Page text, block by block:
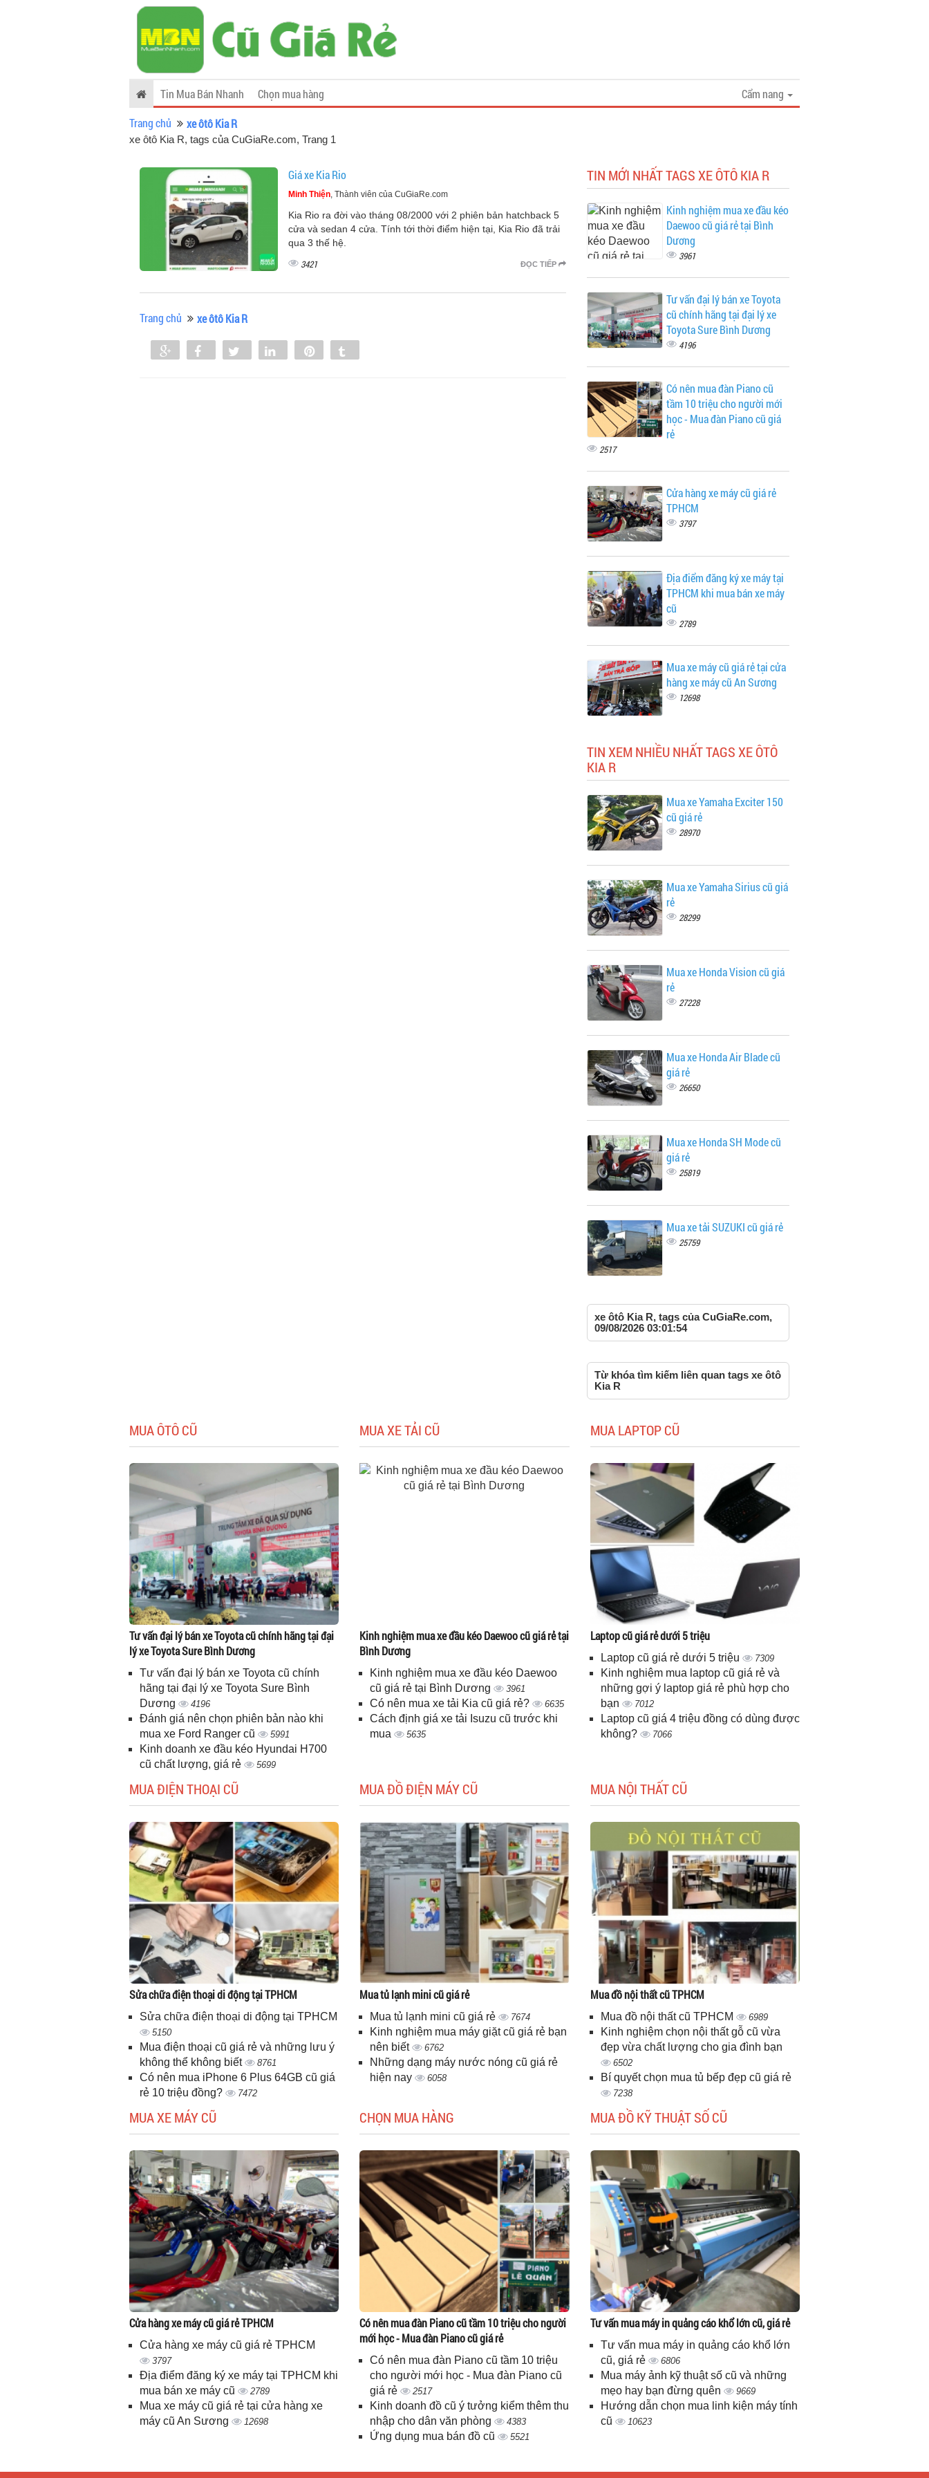
Cẩm nang
Tin Mua Bán Nhanh
Chọn mua hàng
Trang chủ
xe ôtô Kia R
xe ôtô Kia R, tags của CuGiaRe.com, Trang 1
Giá xe Kia Rio
Minh Thiện, Thành viên của CuGiaRe.com
Kia Rio ra đời vào tháng 08/2000 với 2 phiên bản hatchback 5
cửa và sedan 4 cửa. Tính tới thời điểm hiện tại, Kia Rio đã trải
qua 3 thế hệ.
ĐỌC TIẾP
3421
Trang chủ xe ôtô Kia R
Share Share Tweet Share
TIN MỚI NHẤT TAGS XE ÔTÔ KIA R
Kinh nghiệm mua xe đầu kéo
Daewoo cũ giá rẻ tại Bình
Dương
3961
Tư vấn đại lý bán xe Toyota
cũ chính hãng tại đại lý xe
Toyota Sure Bình Dương
4196
Có nên mua đàn Piano cũ
tầm 10 triệu cho người mới
học - Mua đàn Piano cũ giá
rẻ
2517
Cửa hàng xe máy cũ giá rẻ
TPHCM
3797
Địa điểm đăng ký xe máy tại
TPHCM khi mua bán xe máy
cũ
2789
Mua xe máy cũ giá rẻ tại cửa
hàng xe máy cũ An Sương
12698
TIN XEM NHIỀU NHẤT TAGS XE ÔTÔ
KIA R
Mua xe Yamaha Exciter 150
cũ giá rẻ
28970
Mua xe Yamaha Sirius cũ giá
rẻ
28299
Mua xe Honda Vision cũ giá
rẻ
27228
Mua xe Honda Air Blade cũ
giá rẻ
26650
Mua xe Honda SH Mode cũ
giá rẻ
25819
Mua xe tải SUZUKI cũ giá rẻ
25759
xe ôtô Kia R, tags của CuGiaRe.com,
09/08/2026 03:01:54
Từ khóa tìm kiếm liên quan tags xe ôtô
Kia R
MUA ÔTÔ CŨ
Tư vấn đại lý bán xe Toyota cũ chính hãng tại đại
lý xe Toyota Sure Bình Dương
Tư vấn đại lý bán xe Toyota cũ chính
hãng tại đại lý xe Toyota Sure Bình
Dương
4196
Đánh giá nên chọn phiên bản nào khi
mua xe Ford Ranger cũ
5991
Kinh doanh xe đầu kéo Hyundai H700
cũ chất lượng, giá rẻ
5699
MUA XE TẢI CŨ
Kinh nghiệm mua xe đầu kéo Daewoo cũ giá rẻ tại
Bình Dương
Kinh nghiệm mua xe đầu kéo Daewoo
cũ giá rẻ tại Bình Dương
3961
Có nên mua xe tải Kia cũ giá rẻ? 6635
Cách định giá xe tải Isuzu cũ trước khi
mua
5635
MUA LAPTOP CŨ
Laptop cũ giá rẻ dưới 5 triệu
Laptop cũ giá rẻ dưới 5 triệu 7309
Kinh nghiệm mua laptop cũ giá rẻ và
những gợi ý laptop giá rẻ phù hợp cho
bạn
7012
Laptop cũ giá 4 triệu đồng có dùng được
không?
7066
MUA ĐIỆN THOẠI CŨ
Sửa chữa điện thoại di động tại TPHCM
Sửa chữa điện thoại di động tại TPHCM
5150
Mua điện thoại cũ giá rẻ và những lưu ý
không thể không biết
8761
Có nên mua iPhone 6 Plus 64GB cũ giá
rẻ 10 triệu đồng?
7472
MUA ĐỒ ĐIỆN MÁY CŨ
Mua tủ lạnh mini cũ giá rẻ
Mua tủ lạnh mini cũ giá rẻ 7674
Kinh nghiệm mua máy giặt cũ giá rẻ bạn
nên biết
6762
Những dạng máy nước nóng cũ giá rẻ
hiện nay
6058
MUA NỘI THẤT CŨ
Mua đồ nội thất cũ TPHCM
Mua đồ nội thất cũ TPHCM 6989
Kinh nghiệm chọn nội thất gỗ cũ vừa
đẹp vừa chất lượng cho gia đình bạn
6502
Bí quyết chọn mua tủ bếp đẹp cũ giá rẻ
7238
MUA XE MÁY CŨ
Cửa hàng xe máy cũ giá rẻ TPHCM
Cửa hàng xe máy cũ giá rẻ TPHCM
3797
Địa điểm đăng ký xe máy tại TPHCM khi
mua bán xe máy cũ
2789
Mua xe máy cũ giá rẻ tại cửa hàng xe
máy cũ An Sương
12698
CHỌN MUA HÀNG
Có nên mua đàn Piano cũ tầm 10 triệu cho người
mới học - Mua đàn Piano cũ giá rẻ
Có nên mua đàn Piano cũ tầm 10 triệu
cho người mới học - Mua đàn Piano cũ
giá rẻ
2517
Kinh doanh đồ cũ ý tưởng kiểm thêm thu
nhập cho dân văn phòng
4383
Ứng dụng mua bán đồ cũ 5521
MUA ĐỒ KỸ THUẬT SỐ CŨ
Tư vấn mua máy in quảng cáo khổ lớn cũ, giá rẻ
Tư vấn mua máy in quảng cáo khổ lớn
cũ, giá rẻ
6806
Mua máy ảnh kỹ thuật số cũ và những
mẹo hay bạn đừng quên
9669
Hướng dẫn chọn mua linh kiện máy tính
cũ
10623